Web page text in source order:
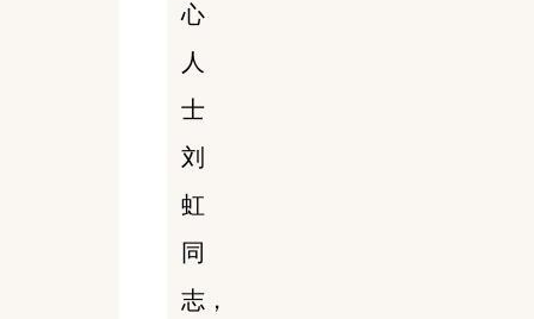
心
人
士
刘
虹
同
志，